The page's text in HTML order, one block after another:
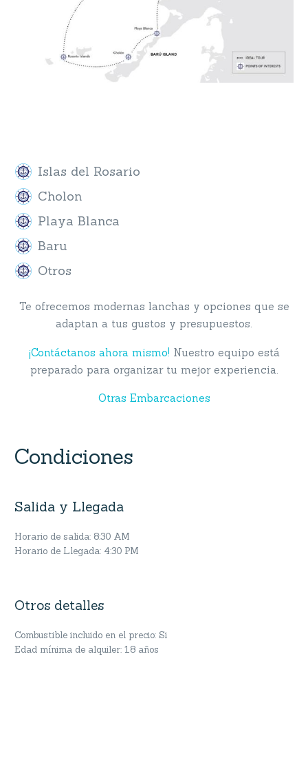
Islas del Rosario
Cholon
Playa Blanca
Baru
Otros
Te ofrecemos modernas lanchas y opciones que se
adaptan a tus gustos y presupuestos.
¡Contáctanos ahora mismo! Nuestro equipo está
preparado para organizar tu mejor experiencia.
Otras Embarcaciones
Condiciones
Salida y Llegada
Horario de salida: 8:30 AM
Horario de Llegada: 4:30 PM
Otros detalles
Combustible incluido en el precio: Si
Edad mínima de alquiler: 18 años